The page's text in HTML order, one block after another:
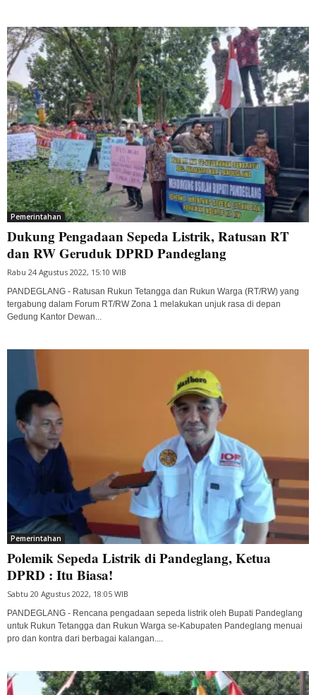
Pemerintahan
Dukung Pengadaan Sepeda Listrik, Ratusan RT
dan RW Geruduk DPRD Pandeglang
Rabu 24 Agustus 2022, 15:10 WIB
PANDEGLANG - Ratusan Rukun Tetangga dan Rukun Warga (RT/RW) yang
tergabung dalam Forum RT/RW Zona 1 melakukan unjuk rasa di depan
Gedung Kantor Dewan...
Pemerintahan
Polemik Sepeda Listrik di Pandeglang, Ketua
DPRD : Itu Biasa!
Sabtu 20 Agustus 2022, 18:05 WIB
PANDEGLANG - Rencana pengadaan sepeda listrik oleh Bupati Pandeglang
untuk Rukun Tetangga dan Rukun Warga se-Kabupaten Pandeglang menuai
pro dan kontra dari berbagai kalangan....